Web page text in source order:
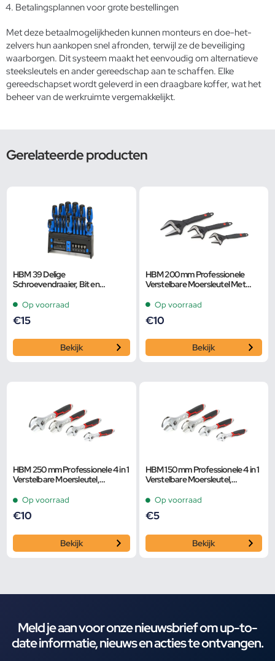
Betalingsplannen voor grote bestellingen
Met deze betaalmogelijkheden kunnen monteurs en doe-het-
zelvers hun aankopen snel afronden, terwijl ze de beveiliging
waarborgen. Dit systeem maakt het eenvoudig om alternatieve
steeksleutels en ander gereedschap aan te schaffen. Elke
gereedschapset wordt geleverd in een draagbare koffer, wat het
beheer van de werkruimte vergemakkelijkt.
Gerelateerde producten
HBM 39 Delige
Schroevendraaier, Bit en
Op voorraad
€15
Bekijk
HBM 200 mm Professionele
Verstelbare Moersleutel Met
Smalle Bek
Op voorraad
€10
Bekijk
HBM 250 mm Professionele 4 in 1
Verstelbare Moersleutel,
Op voorraad
€10
Bekijk
HBM 150 mm Professionele 4 in 1
Verstelbare Moersleutel,
Op voorraad
€5
Bekijk
Meld je aan voor onze nieuwsbrief om up-to-
date informatie, nieuws en acties te ontvangen.